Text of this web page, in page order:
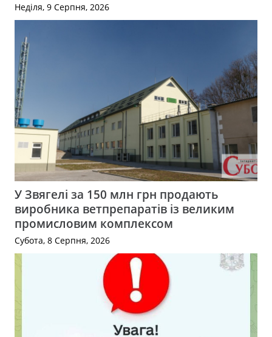
Неділя, 9 Серпня, 2026
У Звягелі за 150 млн грн продають
виробника ветпрепаратів із великим
промисловим комплексом
Субота, 8 Серпня, 2026